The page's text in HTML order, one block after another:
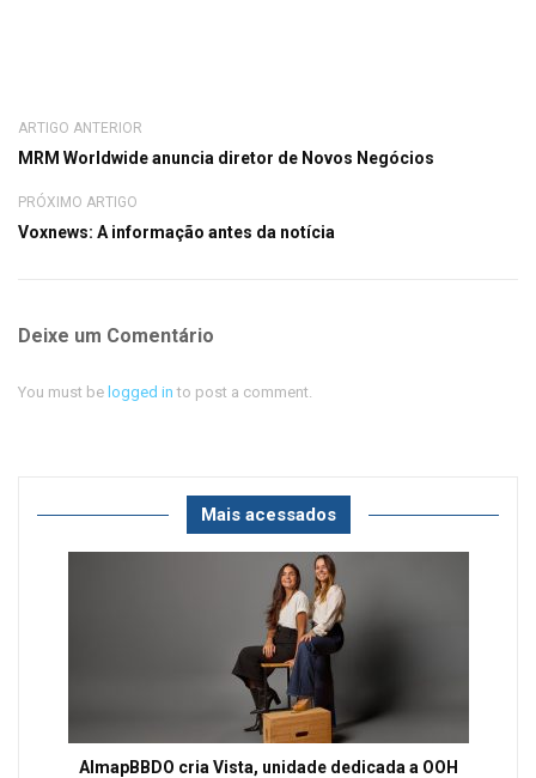
ARTIGO ANTERIOR
MRM Worldwide anuncia diretor de Novos Negócios
PRÓXIMO ARTIGO
Voxnews: A informação antes da notícia
Deixe um Comentário
You must be logged in to post a comment.
Mais acessados
AlmapBBDO cria Vista, unidade dedicada a OOH